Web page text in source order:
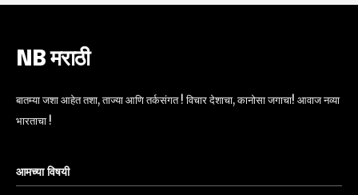
NB मराठी
बातम्या जशा आहेत तशा, ताज्या आणि तर्कसंगत ! विचार देशाचा, कानोसा जगाचा! आवाज नव्या
भारताचा !
आमच्या विषयी